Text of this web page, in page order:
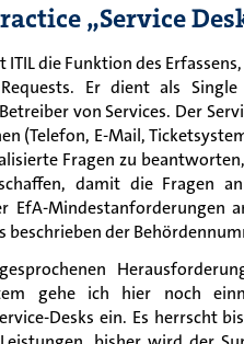
„Service
ITIL die Funktion des
Er dient als
von Services. Der
(Telefon, E-Mail,
Fragen zu
damit die Fragen
EfA-Mindestanforderungen
beschrieben der
gehe ich hier noch
Desks ein. Es herrscht